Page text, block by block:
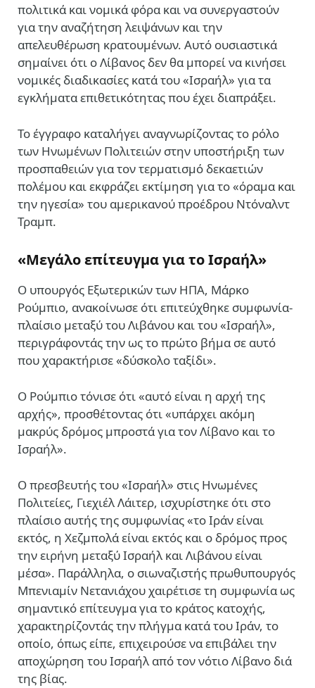
πολιτικά και νομικά φόρα και να συνεργαστούν
για την αναζήτηση λειψάνων και την
απελευθέρωση κρατουμένων. Αυτό ουσιαστικά
σημαίνει ότι ο Λίβανος δεν θα μπορεί να κινήσει
νομικές διαδικασίες κατά του «Ισραήλ» για τα
εγκλήματα επιθετικότητας που έχει διαπράξει.
Το έγγραφο καταλήγει αναγνωρίζοντας το ρόλο
των Ηνωμένων Πολιτειών στην υποστήριξη των
προσπαθειών για τον τερματισμό δεκαετιών
πολέμου και εκφράζει εκτίμηση για το «όραμα και
την ηγεσία» του αμερικανού προέδρου Ντόναλντ
Τραμπ.
«Μεγάλο επίτευγμα για το Ισραήλ»
Ο υπουργός Εξωτερικών των ΗΠΑ, Μάρκο
Ρούμπιο, ανακοίνωσε ότι επιτεύχθηκε συμφωνία-
πλαίσιο μεταξύ του Λιβάνου και του «Ισραήλ»,
περιγράφοντάς την ως το πρώτο βήμα σε αυτό
που χαρακτήρισε «δύσκολο ταξίδι».
Ο Ρούμπιο τόνισε ότι «αυτό είναι η αρχή της
αρχής», προσθέτοντας ότι «υπάρχει ακόμη
μακρύς δρόμος μπροστά για τον Λίβανο και το
Ισραήλ».
Ο πρεσβευτής του «Ισραήλ» στις Ηνωμένες
Πολιτείες, Γιεχιέλ Λάιτερ, ισχυρίστηκε ότι στο
πλαίσιο αυτής της συμφωνίας «το Ιράν είναι
εκτός, η Χεζμπολά είναι εκτός και ο δρόμος προς
την ειρήνη μεταξύ Ισραήλ και Λιβάνου είναι
μέσα». Παράλληλα, ο σιωναζιστής πρωθυπουργός
Μπενιαμίν Νετανιάχου χαιρέτισε τη συμφωνία ως
σημαντικό επίτευγμα για το κράτος κατοχής,
χαρακτηρίζοντάς την πλήγμα κατά του Ιράν, το
οποίο, όπως είπε, επιχειρούσε να επιβάλει την
αποχώρηση του Ισραήλ από τον νότιο Λίβανο διά
της βίας.